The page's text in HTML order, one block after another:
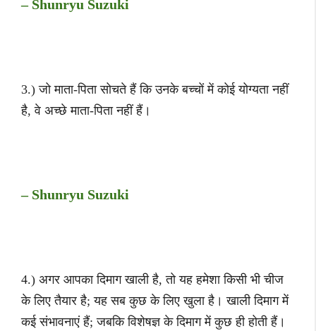
– Shunryu Suzuki
3.) जो माता-पिता सोचते हैं कि उनके बच्चों में कोई योग्यता नहीं
है, वे अच्छे माता-पिता नहीं हैं।
– Shunryu Suzuki
4.) अगर आपका दिमाग खाली है, तो यह हमेशा किसी भी चीज
के लिए तैयार है; यह सब कुछ के लिए खुला है। खाली दिमाग में
कई संभावनाएं हैं; जबकि विशेषज्ञ के दिमाग में कुछ ही होती हैं।